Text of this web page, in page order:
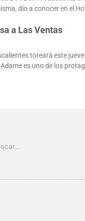
dio a conocer en el
a Las Ventas
toreará este
es uno de los